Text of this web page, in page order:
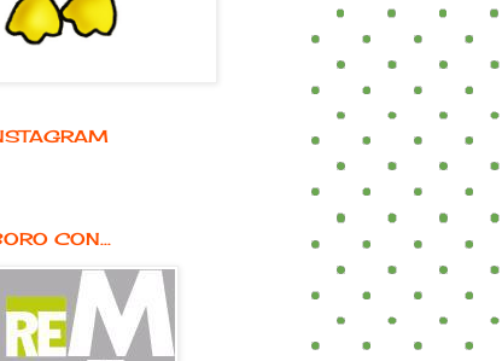
CON...